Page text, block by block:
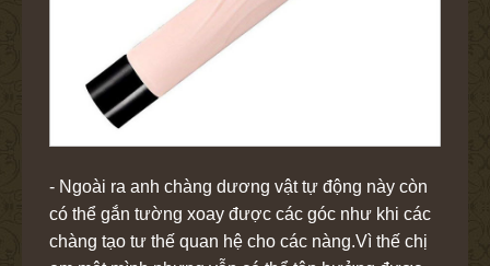
- Ngoài ra anh chàng dương vật tự động này còn
có thể gắn tường xoay được các góc như khi các
chàng tạo tư thế quan hệ cho các nàng.Vì thế chị